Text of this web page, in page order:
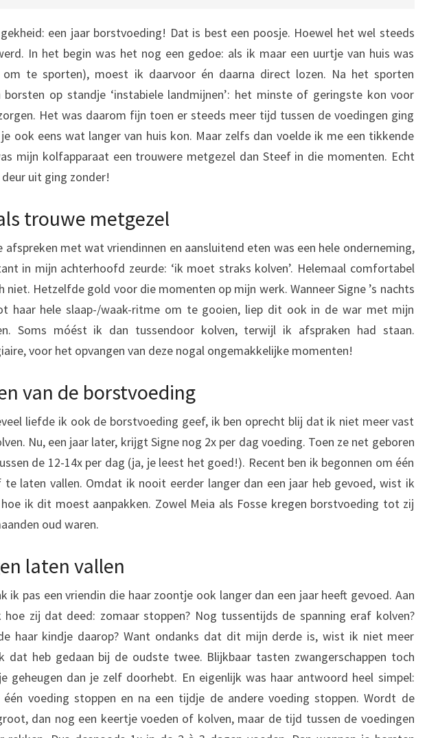
W
R
een jaar borstvoeding! Dat is best een poosje. Hoewel het wel steeds
In het begin was het nog een gedoe: als ik maar een uurtje van huis was
om te sporten), moest ik daarvoor én daarna direct lozen. Na het sporten
op standje ‘instabiele landmijnen’: het minste of geringste kon voor
Het was daarom fijn toen er steeds meer tijd tussen de voedingen ging
ook eens wat langer van huis kon. Maar zelfs dan voelde ik me een tikkende
mijn kolfapparaat een trouwere metgezel dan Steef in die momenten. Echt
uit ging zonder!
trouwe metgezel
afspreken met wat vriendinnen en aansluitend eten was een hele onderneming,
in mijn achterhoofd zeurde: ‘ik moet straks kolven’. Helemaal comfortabel
niet. Hetzelfde gold voor die momenten op mijn werk. Wanneer Signe ’s nachts
haar hele slaap-/waak-ritme om te gooien, liep dit ook in de war met mijn
Soms móést ik dan tussendoor kolven, terwijl ik afspraken had staan.
voor het opvangen van deze nogal ongemakkelijke momenten!
van de borstvoeding
liefde ik ook de borstvoeding geef, ik ben oprecht blij dat ik niet meer vast
Nu, een jaar later, krijgt Signe nog 2x per dag voeding. Toen ze net geboren
de 12-14x per dag (ja, je leest het goed!). Recent ben ik begonnen om één
te laten vallen. Omdat ik nooit eerder langer dan een jaar heb gevoed, wist ik
ik dit moest aanpakken. Zowel Meia als Fosse kregen borstvoeding tot zij
oud waren.
laten vallen
ik pas een vriendin die haar zoontje ook langer dan een jaar heeft gevoed. Aan
hoe zij dat deed: zomaar stoppen? Nog tussentijds de spanning eraf kolven?
haar kindje daarop? Want ondanks dat dit mijn derde is, wist ik niet meer
dat heb gedaan bij de oudste twee. Blijkbaar tasten zwangerschappen toch
geheugen dan je zelf doorhebt. En eigenlijk was haar antwoord heel simpel:
voeding stoppen en na een tijdje de andere voeding stoppen. Wordt de
dan nog een keertje voeden of kolven, maar de tijd tussen de voedingen